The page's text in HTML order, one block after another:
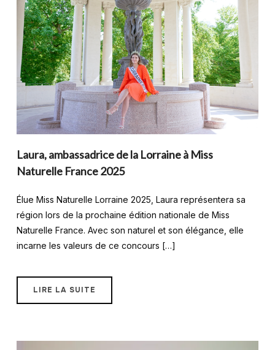
Laura, ambassadrice de la Lorraine à Miss
Naturelle France 2025
Élue Miss Naturelle Lorraine 2025, Laura représentera sa
région lors de la prochaine édition nationale de Miss
Naturelle France. Avec son naturel et son élégance, elle
incarne les valeurs de ce concours […]
LIRE LA SUITE